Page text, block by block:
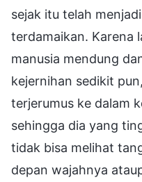
sejak itu telah
terdamaikan. Karena
manusia mendung
kejernihan sedikit
terjerumus ke dalam
sehingga dia yang
tidak bisa melihat
depan wajahnya